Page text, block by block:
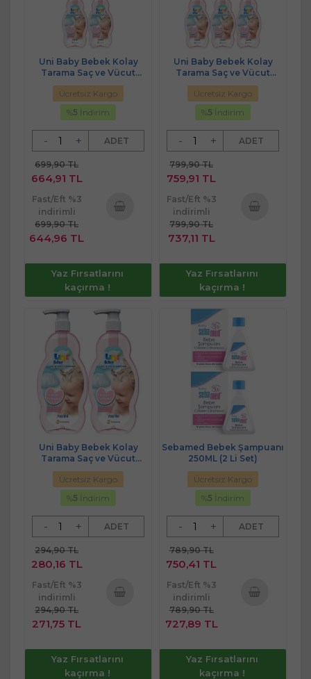
Uni Baby Bebek Kolay
Tarama Saç ve Vücut
Şampuanı 700ML (Pompalı)
(5 Li Set)
Ücretsiz Kargo
%5 İndirim
- + ADET
699,90 TL
664,91 TL
Fast/Eft %3
indirimli
699,90 TL
644,96 TL
Yaz Fırsatlarını
kaçırma !
Uni Baby Bebek Kolay
Tarama Saç ve Vücut
Şampuanı 700ML (Pompalı)
(6 Lı Set)
Ücretsiz Kargo
%5 İndirim
- + ADET
799,90 TL
759,91 TL
Fast/Eft %3
indirimli
799,90 TL
737,11 TL
Yaz Fırsatlarını
kaçırma !
Uni Baby Bebek Kolay
Tarama Saç ve Vücut
Şampuanı 700ML (Pompalı)
(2 Li Set)
Ücretsiz Kargo
%5 İndirim
- + ADET
294,90 TL
280,16 TL
Fast/Eft %3
indirimli
294,90 TL
271,75 TL
Yaz Fırsatlarını
kaçırma !
Sebamed Bebek Şampuanı
250ML (2 Li Set)
Ücretsiz Kargo
%5 İndirim
- + ADET
789,90 TL
750,41 TL
Fast/Eft %3
indirimli
789,90 TL
727,89 TL
Yaz Fırsatlarını
kaçırma !